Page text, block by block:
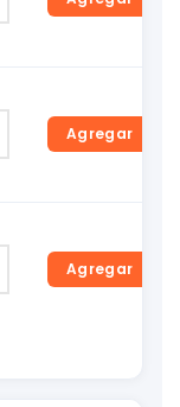
Agregar
Agregar